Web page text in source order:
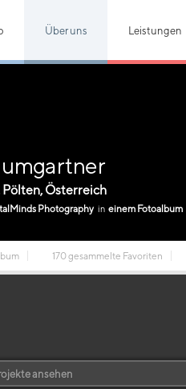
Über uns Leistungen
Pölten, Österreich
Photography in einem Fotoalbum
170 gesammelte Favoriten
ansehen